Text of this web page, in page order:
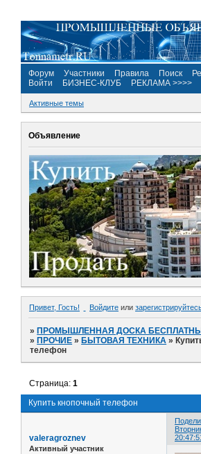
Форум Участники Правила Поиск
Войти
БИЗНЕС-КЛУБ РЕКЛАМА >>>>
Активные темы
Объявление
Привет, Гость! Войдите или
»ПРОМЫШЛЕННАЯ ДОСКА
»ПРОЧИЕ »БЫТОВАЯ ТЕХНИКА »
телефон
Купить кнопочный телефон
Страница:1
valeragroznev
Активный участник